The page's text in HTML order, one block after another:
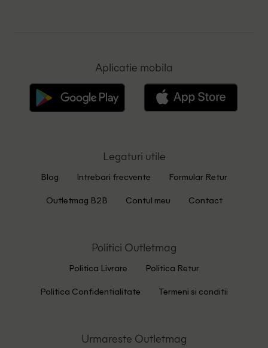
Aplicatie mobila
Legaturi utile
Blog Intrebari frecvente Formular Retur
Outletmag B2B Contul meu Contact
Politici Outletmag
Politica Livrare Politica Retur
Politica Confidentialitate Termeni si conditii
Urmareste Outletmag